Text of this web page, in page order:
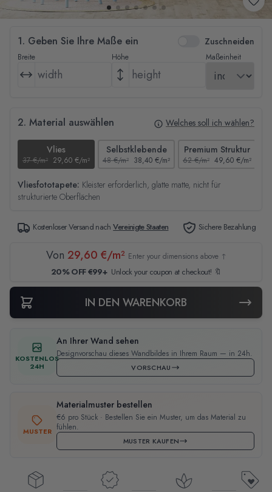
1. Geben Sie Ihre Maße ein Zuschneiden
Breite Höhe Maßeinheit
2. Material auswählen Welches soll ich wählen?
Vlies
37 €/m² 29,60 €/m²
Selbstklebende
48 €/m² 38,40 €/m²
Premium Struktur
62 €/m² 49,60 €/m²
Vliesfototapete: Kleister erforderlich, glatte matte, nicht für
strukturierte Oberflächen
Kostenloser Versand nachVereinigte Staaten Sichere Bezahlung
Von 29,60 €/m² Enter your dimensions above ↑
20% OFF €99+ Unlock your coupon at checkout! 🔖
IN DEN WARENKORB
KOSTENLOS
24H
An Ihrer Wand sehen
Designvorschau dieses Wandbildes in Ihrem Raum — in 24h.
VORSCHAU
MUSTER
Materialmuster bestellen
€6 pro Stück · Bestellen Sie ein Muster, um das Material zu
fühlen.
MUSTER KAUFEN